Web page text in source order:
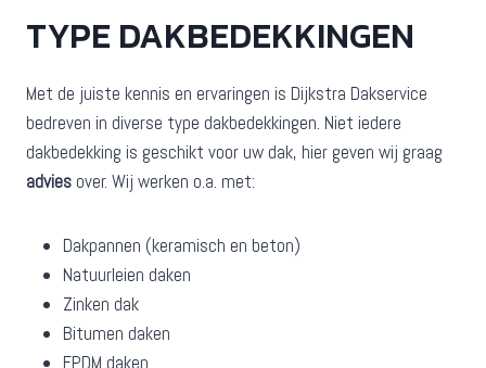
TYPE DAKBEDEKKINGEN
Met de juiste kennis en ervaringen is Dijkstra Dakservice
bedreven in diverse type dakbedekkingen. Niet iedere
dakbedekking is geschikt voor uw dak, hier geven wij graag
advies over. Wij werken o.a. met:
Dakpannen (keramisch en beton)
Natuurleien daken
Zinken dak
Bitumen daken
EPDM daken